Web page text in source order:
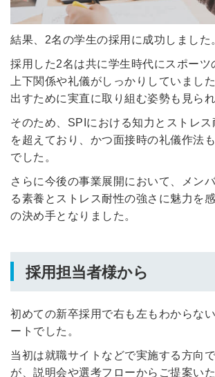
結果、2名の学生の採用に成功しました
採用した2名は共に学生時代にスポーツ
上下関係や礼儀がしっかりしていまし
出すために実直に取り組む姿勢も見られ
そのため、SPIにおける知力とストレ
を超えており、かつ面接時の礼儀作法
でした。
さらに今後の事業展開において、メン
る素養とストレス耐性の強さに魅力を
の決め手となりました。
採用担当者様から
初めての新卒採用で右も左もわからな
ートでした。
当初は就職サイトなどで実施する方向
が、説明会や選考フローからご提案い
忘れですか？
でログイン
せん
メールアドレス
※ログインIDとなり
利用規約と 個人情報
同意の
はあり